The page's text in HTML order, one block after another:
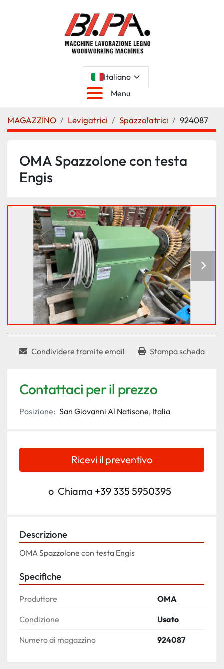
Italiano
Menu
MAGAZZINO Levigatrici Spazzolatrici 924087
OMA Spazzolone con testa
Engis
Condividere tramite email Stampa scheda
Contattaci per il prezzo
Posizione: San Giovanni Al Natisone, Italia
Ricevi il preventivo
o Chiama +39 335 5950395
Descrizione
OMA Spazzolone con testa Engis
Specifiche
Produttore OMA
Condizione Usato
Numero di magazzino 924087